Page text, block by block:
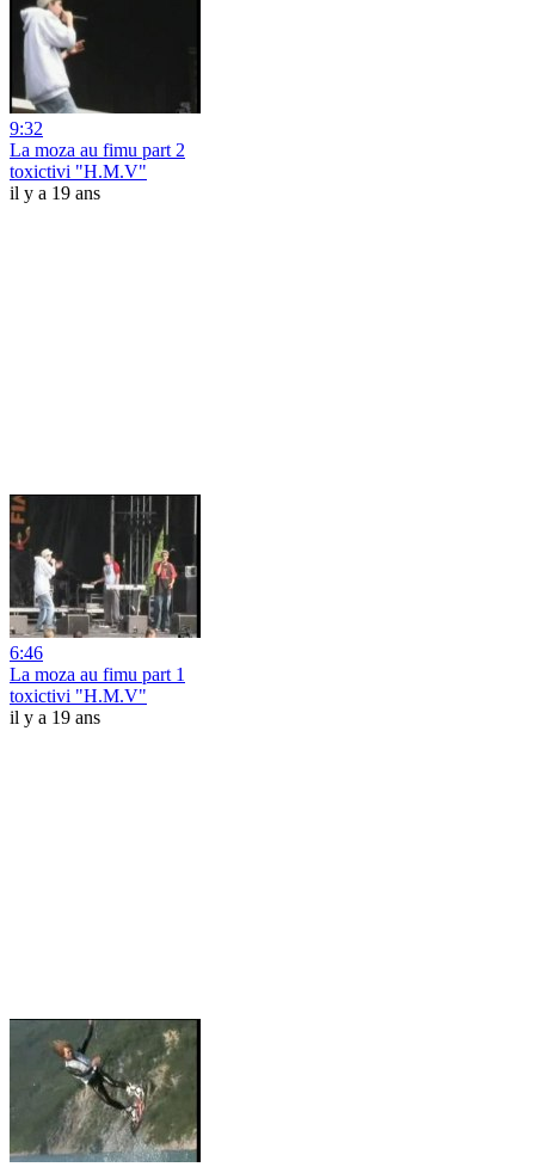
9:32
La moza au fimu part 2
toxictivi "H.M.V"
il y a 19 ans
6:46
La moza au fimu part 1
toxictivi "H.M.V"
il y a 19 ans